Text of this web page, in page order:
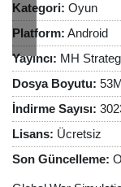
Kategori: Oyun
Platform: Android
Yayıncı: MH
Dosya Boyutu:
İndirme Sayısı:
Lisans: Ücretsiz
Son Güncelleme: